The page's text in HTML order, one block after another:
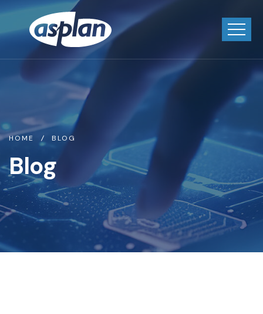
HOME BLOG
Blog